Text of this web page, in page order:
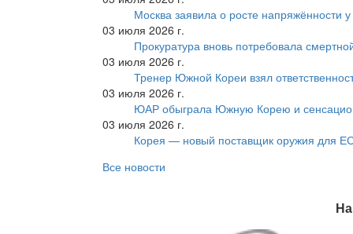
Москва заявила о росте
03 июля 2026 г.
Прокуратура вновь потребовала
03 июля 2026 г.
Тренер Южной Кореи взял
03 июля 2026 г.
ЮАР обыграла Южную Корею и
03 июля 2026 г.
Корея — новый поставщик оружия для
Все новости